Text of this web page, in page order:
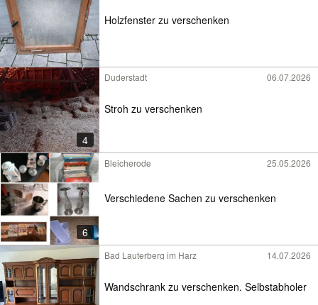
Holzfenster zu verschenken
4
Duderstadt 06.07.2026
Stroh zu verschenken
6
Bleicherode 25.05.2026
Verschiedene Sachen zu verschenken
Bad Lauterberg im Harz 14.07.2026
Wandschrank zu verschenken. Selbstabholer